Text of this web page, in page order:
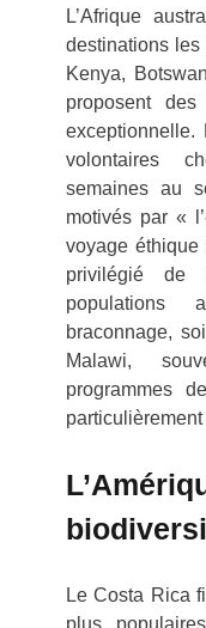
L’Afrique
destinations les
Kenya,
proposent des
volontaires
semaines au
motivés par «
voyage éthique
privilégié de
populations
braconnage,
Malawi,
programmes
Le Costa Rica
plus